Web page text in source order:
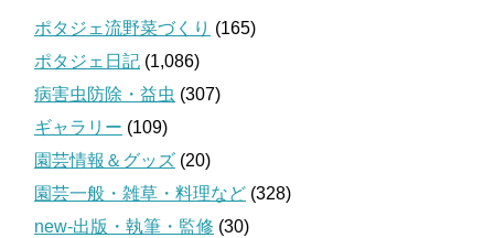
ポタジェ流野菜づくり (165)
ポタジェ日記 (1,086)
病害虫防除・益虫 (307)
ギャラリー (109)
園芸情報＆グッズ (20)
園芸一般・雑草・料理など (328)
new-出版・執筆・監修 (30)